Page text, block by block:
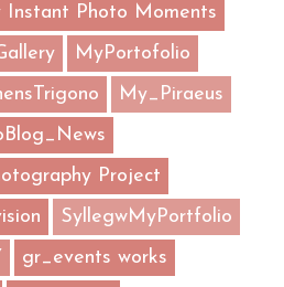
Instant Photo Moments
MyPortofolio
My_Piraeus
Project
SyllegwMyPortfolio
gr_events works